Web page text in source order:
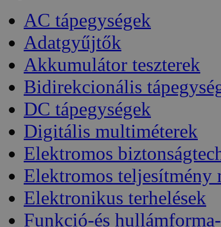
AC tápegységek
Adatgyűjtők
Akkumulátor teszterek
Bidirekcionális
DC tápegységek
Digitális multiméterek
Elektromos
Elektromos teljesítmény
Elektronikus terhelések
Funkció-és